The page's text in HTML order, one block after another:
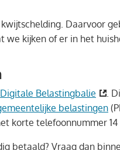
Daarvoor
kijken of er in het
Digitale Belastingbalie
.
belastingen
korte telefoonnummer
betaald? Vraag dan